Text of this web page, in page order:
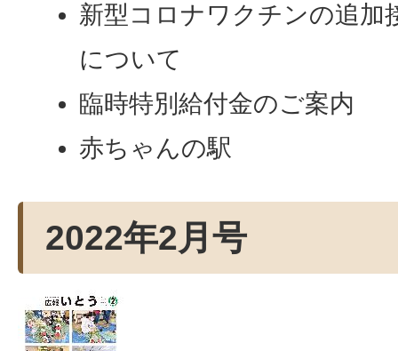
新型コロナワクチンの追加
について
臨時特別給付金のご案内
赤ちゃんの駅
2022年2月号